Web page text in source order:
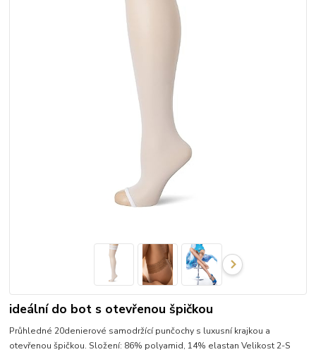
ideální do bot s otevřenou špičkou
Průhledné 20denierové samodržící punčochy s luxusní krajkou a
otevřenou špičkou. Složení: 86% polyamid, 14% elastan Velikost 2-S